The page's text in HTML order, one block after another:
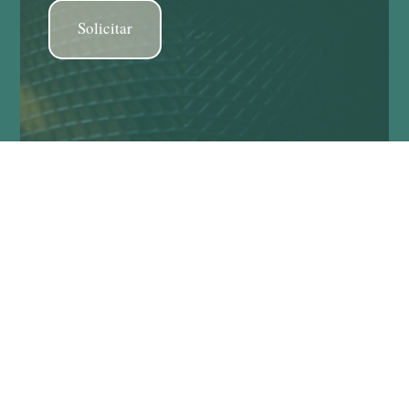
Solicitar